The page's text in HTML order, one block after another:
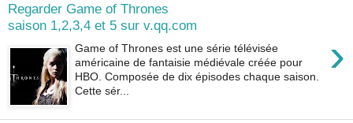
Regarder Game of Thrones
saison 1,2,3,4 et 5 sur v.qq.com
›
Game of Thrones est une série télévisée
américaine de fantaisie médiévale créée pour
HBO. Composée de dix épisodes chaque saison.
Cette sér...